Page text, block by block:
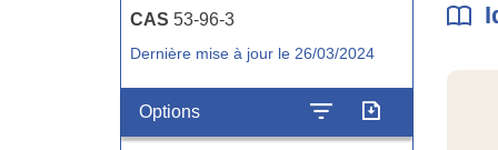
CAS 53-96-3
Dernière mise à jour le 26/03/2024
Options